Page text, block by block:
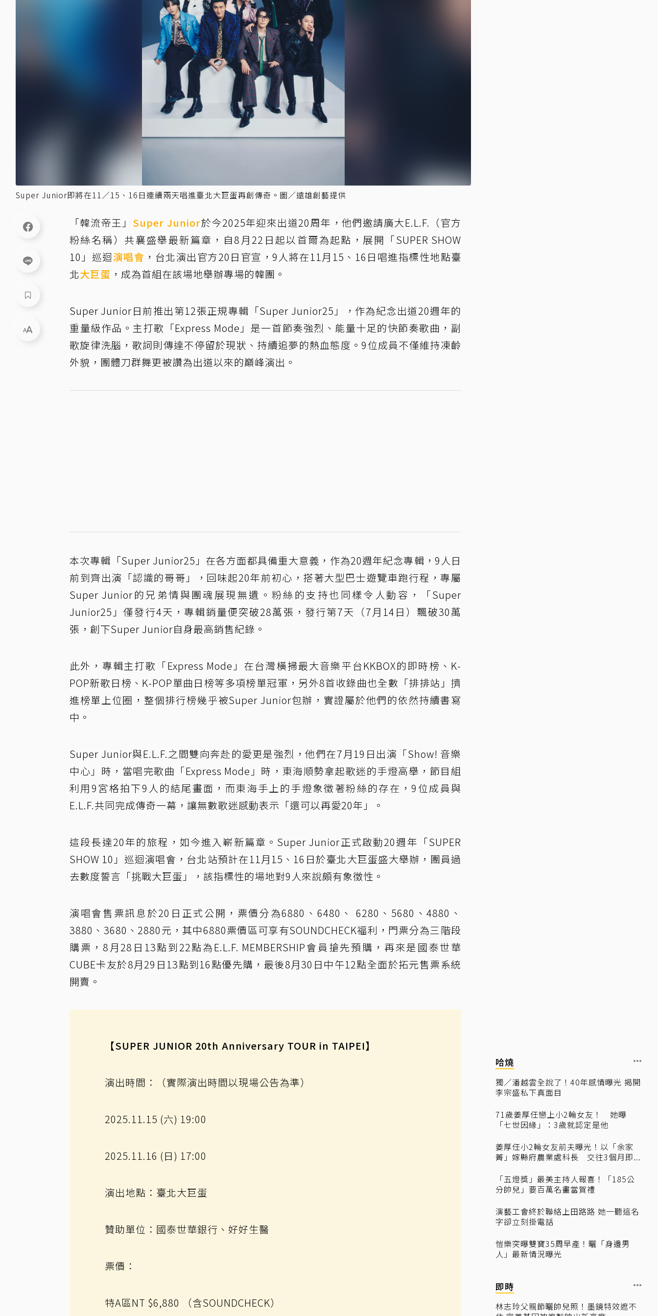
Super Junior即將在11／15、16日連續兩天唱進臺北大巨蛋再創傳奇。圖／遠雄創藝提供
「韓流帝王」 Super Junior於今2025年迎來出道20周年，他們邀請廣大E.L.F.（官方
粉絲名稱）共襄盛舉最新篇章，自8月22日起以首爾為起點，展開「SUPER SHOW
10」巡迴演唱會 ，台北演出官方20日官宣，9人將在11月15、16日唱進指標性地點臺
北大巨蛋 ，成為首組在該場地舉辦專場的韓團。
Super Junior日前推出第12張正規專輯「Super Junior25」，作為紀念出道20週年的
重量級作品。主打歌「Express Mode」是一首節奏強烈、能量十足的快節奏歌曲，副
歌旋律洗腦，歌詞則傳達不停留於現狀、持續追夢的熱血態度。9位成員不僅維持凍齡
外貌，團體刀群舞更被讚為出道以來的巔峰演出。
本次專輯「Super Junior25」在各方面都具備重大意義，作為20週年紀念專輯，9人日
前到齊出演「認識的哥哥」，回味起20年前初心，搭著大型巴士遊覽車跑行程，專屬
Super Junior的兄弟情與團魂展現無遺。粉絲的支持也同樣令人動容，「Super
Junior25」僅發行4天，專輯銷量便突破28萬張，發行第7天（7月14日）飄破30萬
張，創下Super Junior自身最高銷售紀錄。
此外，專輯主打歌「Express Mode」在台灣橫掃最大音樂平台KKBOX的即時榜、K-
POP新歌日榜、K-POP單曲日榜等多項榜單冠軍，另外8首收錄曲也全數「排排站」擠
進榜單上位圈，整個排行榜幾乎被Super Junior包辦，實證屬於他們的依然持續書寫
中。
Super Junior與E.L.F.之間雙向奔赴的愛更是強烈，他們在7月19日出演「Show! 音樂
中心」時，當唱完歌曲「Express Mode」時，東海順勢拿起歌迷的手燈高舉，節目組
利用9宮格拍下9人的結尾畫面，而東海手上的手燈象徵著粉絲的存在，9位成員與
E.L.F.共同完成傳奇一幕，讓無數歌迷感動表示「還可以再愛20年」。
這段長達20年的旅程，如今進入嶄新篇章。Super Junior正式啟動20週年「SUPER
SHOW 10」巡迴演唱會，台北站預計在11月15、16日於臺北大巨蛋盛大舉辦，團員過
去數度誓言「挑戰大巨蛋」，該指標性的場地對9人來說頗有象徵性。
演唱會售票訊息於20日正式公開，票價分為6880、6480、 6280、5680、4880、
3880、3680、2880元，其中6880票價區可享有SOUNDCHECK福利，門票分為三階段
購票，8月28日13點到22點為E.L.F. MEMBERSHIP會員搶先預購，再來是國泰世華
CUBE卡友於8月29日13點到16點優先購，最後8月30日中午12點全面於拓元售票系統
開賣。
【SUPER JUNIOR 20th Anniversary TOUR in TAIPEI】
演出時間：（實際演出時間以現場公告為準）
2025.11.15 (六) 19:00
2025.11.16 (日) 17:00
演出地點：臺北大巨蛋
贊助單位：國泰世華銀行、好好生醫
票價：
特A區NT $6,880 （含SOUNDCHECK）
哈燒
獨／潘越雲全說了！40年感情曝光 揭開
李宗盛私下真面目
71歲姜厚任戀上小2輪女友！ 她曝
「七世因緣」：3歲就認定是他
姜厚任小2輪女友前夫曝光！以「余家
菁」嫁縣府農業處科長 交往3個月即...
「五燈獎」最美主持人報喜！「185公
分帥兒」要百萬名畫當賀禮
演藝工會終於聯絡上田路路 她一聽這名
字卻立刻掛電話
愷樂突曝雙寶35周早產！曬「身邊男
人」最新情況曝光
即時
林志玲父親節曬帥兒照！墨鏡特效遮不